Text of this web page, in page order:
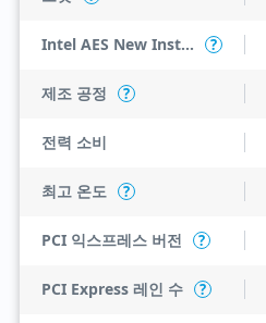
Intel AES New Instructions ?
제조 공정 ?
전력 소비
최고 온도 ?
PCI 익스프레스 버전 ?
PCI Express 레인 수 ?